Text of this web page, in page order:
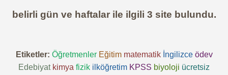
belirli gün ve haftalarile ilgili 3 site bulundu.
Etiketler: Öğretmenler Eğitim matematik İngilizce ödev
Edebiyat kimya fizik ilköğretim KPSS biyoloji ücretsiz